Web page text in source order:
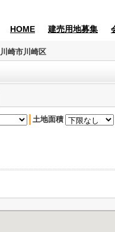
HOME 建売用地募集
川崎市川崎区
土地面積